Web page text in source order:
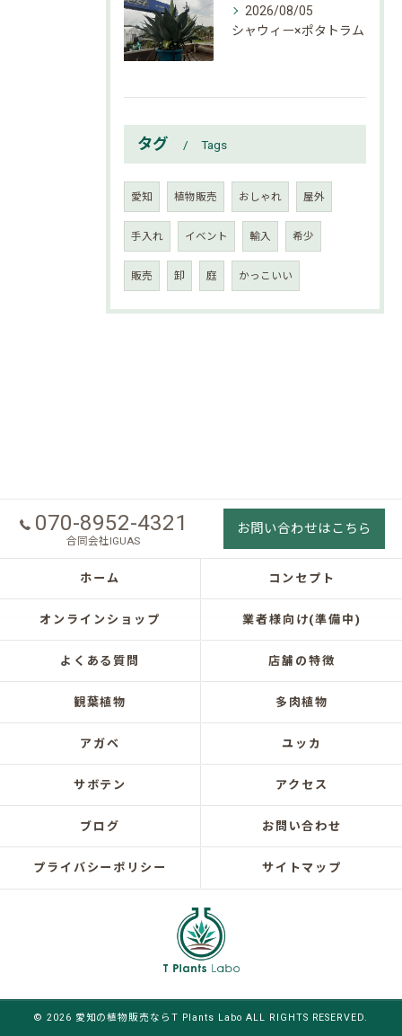
2026/08/05
シャウィー×ポタトラム
タグ Tags
愛知 植物販売 おしゃれ 屋外
手入れ イベント 輸入 希少
販売 卸 庭 かっこいい
070-8952-4321
合同会社IGUAS
お問い合わせはこちら
ホーム コンセプト
オンラインショップ 業者様向け(準備中)
よくある質問 店舗の特徴
観葉植物 多肉植物
アガベ ユッカ
サボテン アクセス
ブログ お問い合わせ
プライバシーポリシー サイトマップ
© 2026 愛知の植物販売ならT Plants Labo ALL RIGHTS RESERVED.